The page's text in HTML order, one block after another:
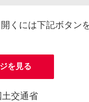
くには下記ボタン
を見る
交通省